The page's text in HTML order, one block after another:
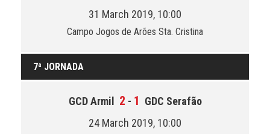
31 March 2019, 10:00
Campo Jogos de Arões Sta. Cristina
7ª JORNADA
GCD Armil 2 - 1 GDC Serafão
24 March 2019, 10:00